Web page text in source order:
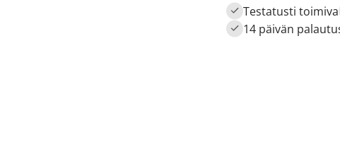
Testatusti toimiva
14 päivän